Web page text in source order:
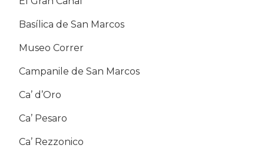
Basílica de San Marcos
Museo Correr
Campanile de San Marcos
Ca’ d’Oro
Ca’ Pesaro
Ca’ Rezzonico